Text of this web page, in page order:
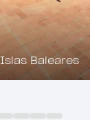
Islas Baleares